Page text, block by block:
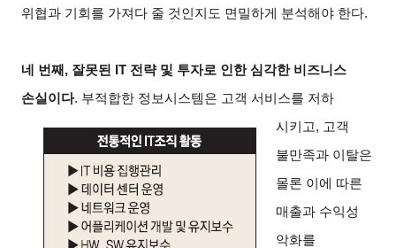
위협과 기회를 가져다 줄 것인지도 면밀하게 분석해야 한다.
네 번째, 잘못된 IT 전략 및 투자로 인한 심각한 비즈니스
손실이다. 부적합한 정보시스템은 고객 서비스를 저하
시키고, 고객
불만족과 이탈은
몰론 이에 따른
매출과 수익성
악화를